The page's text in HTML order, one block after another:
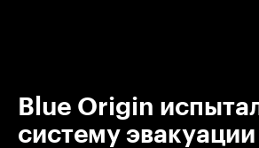
Blue Origin
систему эвакуации